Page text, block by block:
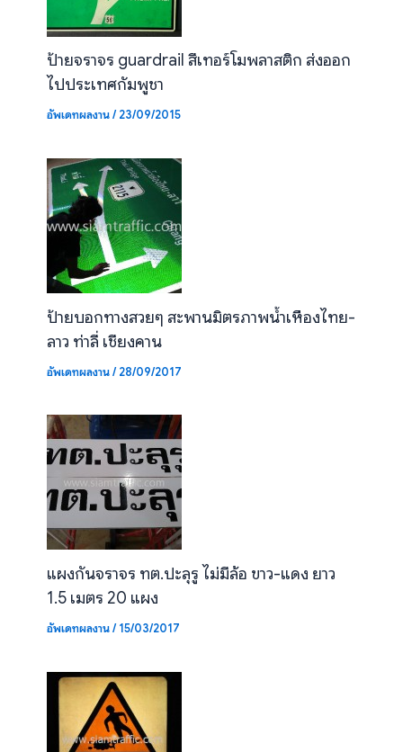
ป้ายจราจร guardrail สีเทอร์โมพลาสติก ส่งออก
ไปประเทศกัมพูชา
อัพเดทผลงาน/23/09/2015
ป้ายบอกทางสวยๆ สะพานมิตรภาพน้ำเหืองไทย-
ลาว ท่าลี่ เชียงคาน
อัพเดทผลงาน/28/09/2017
แผงกันจราจร ทต.ปะลุรู ไม่มีล้อ ขาว-แดง ยาว
1.5 เมตร 20 แผง
อัพเดทผลงาน/15/03/2017